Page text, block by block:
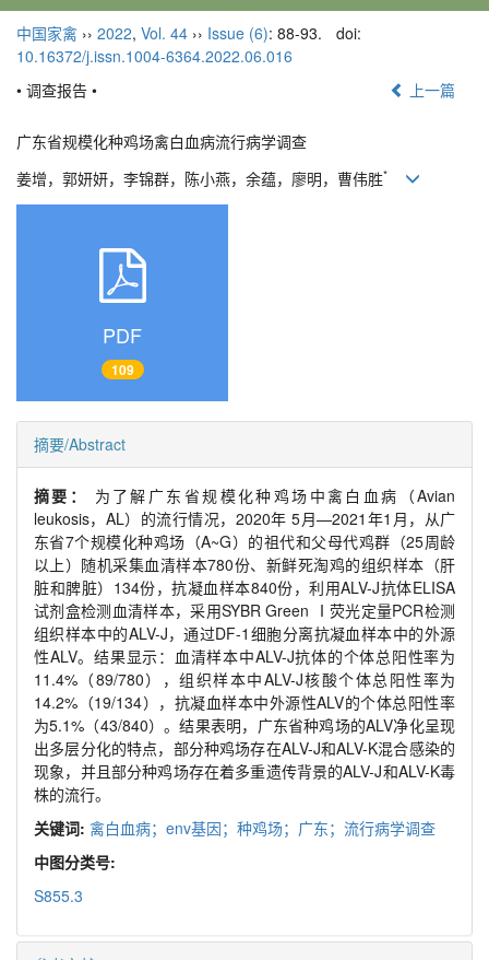
中国家禽 ›› 2022, Vol. 44 ›› Issue (6): 88-93.
doi:
10.16372/j.issn.1004-6364.2022.06.016
• 调查报告 •
上一篇
广东省规模化种鸡场禽白血病流行病学调查
姜增，郭妍妍，李锦群，陈小燕，余蕴，廖明，曹伟胜*
PDF
109
摘要/Abstract
摘要： 为了解广东省规模化种鸡场中禽白血病（Avian
leukosis，AL）的流行情况，2020年 5月—2021年1月，从广
东省7个规模化种鸡场（A~G）的祖代和父母代鸡群（25周龄
以上）随机采集血清样本780份、新鲜死淘鸡的组织样本（肝
脏和脾脏）134份，抗凝血样本840份，利用ALV-J抗体ELISA
试剂盒检测血清样本，采用SYBR Green Ⅰ荧光定量PCR检测
组织样本中的ALV-J，通过DF-1细胞分离抗凝血样本中的外源
性ALV。结果显示：血清样本中ALV-J抗体的个体总阳性率为
11.4%（89/780），组织样本中ALV-J核酸个体总阳性率为
14.2%（19/134），抗凝血样本中外源性ALV的个体总阳性率
为5.1%（43/840）。结果表明，广东省种鸡场的ALV净化呈现
出多层分化的特点，部分种鸡场存在ALV-J和ALV-K混合感染的
现象，并且部分种鸡场存在着多重遗传背景的ALV-J和ALV-K毒
株的流行。
关键词: 禽白血病；env基因；种鸡场；广东；流行病学调查
中图分类号:
S855.3